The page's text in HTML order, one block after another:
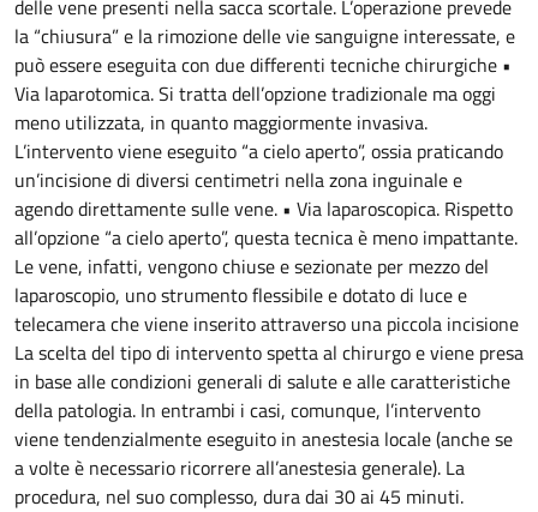
delle vene presenti nella sacca scortale. L’operazione prevede
la “chiusura” e la rimozione delle vie sanguigne interessate, e
può essere eseguita con due differenti tecniche chirurgiche •
Via laparotomica. Si tratta dell’opzione tradizionale ma oggi
meno utilizzata, in quanto maggiormente invasiva.
L’intervento viene eseguito “a cielo aperto”, ossia praticando
un’incisione di diversi centimetri nella zona inguinale e
agendo direttamente sulle vene. • Via laparoscopica. Rispetto
all’opzione “a cielo aperto”, questa tecnica è meno impattante.
Le vene, infatti, vengono chiuse e sezionate per mezzo del
laparoscopio, uno strumento flessibile e dotato di luce e
telecamera che viene inserito attraverso una piccola incisione
La scelta del tipo di intervento spetta al chirurgo e viene presa
in base alle condizioni generali di salute e alle caratteristiche
della patologia. In entrambi i casi, comunque, l’intervento
viene tendenzialmente eseguito in anestesia locale (anche se
a volte è necessario ricorrere all’anestesia generale). La
procedura, nel suo complesso, dura dai 30 ai 45 minuti.